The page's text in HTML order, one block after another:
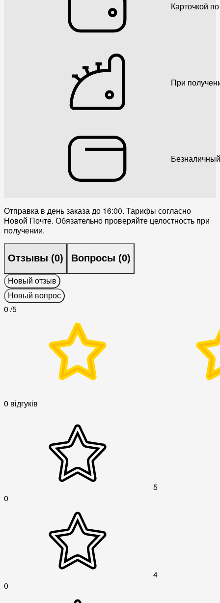
Карточкой
При
Отправка в день заказа до 16:00. Тарифы согласно
Новой Почте. Обязательно проверяйте целостность при
получении.
Отзывы (0) Вопросы (0)
Новый отзыв
Новый вопрос
0 /5
0 відгуків
5
0
4
0